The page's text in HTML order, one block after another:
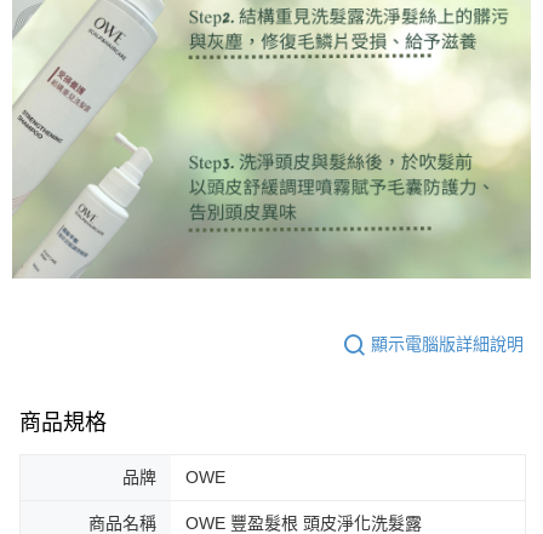
顯示電腦版詳細說明
商品規格
品牌 OWE
商品名稱 OWE 豐盈髮根 頭皮淨化洗髮露